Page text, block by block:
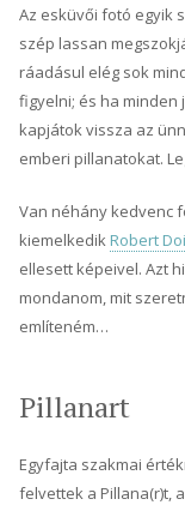
Az esküvői fotó egyik
szép lassan
ráadásul elég sok
figyelni; és ha minden
kapjátok vissza az
emberi pillanatokat.
Van néhány kedvenc
kiemelkedik Robert
ellesett képeivel. Azt
mondanom, mit
említeném…
Pillanart
Egyfajta szakmai
felvettek a Pillana(r)t,